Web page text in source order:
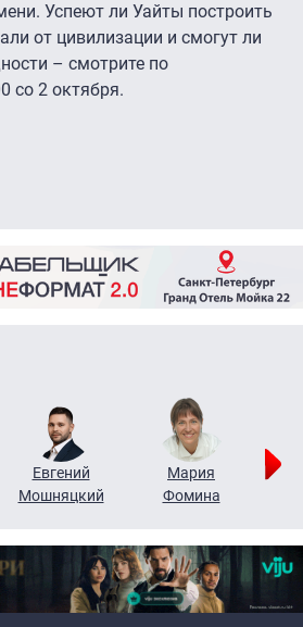
Успеют ли Уайты построить
от цивилизации и смогут ли
– смотрите по
со 2 октября.
Евгений
Мошняцкий
Мария
Фомина